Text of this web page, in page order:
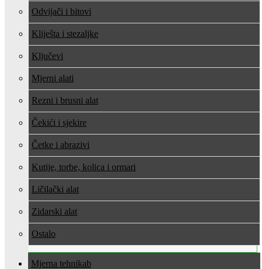
Odvijači i bitovi
Kliješta i stezaljke
Ključevi
Mjerni alati
Rezni i brusni alat
Čekići i sjekire
Četke i abrazivi
Kutije, torbe, kolica i ormari
Ličilački alat
Zidarski alat
Ostalo
Mjerna tehnika